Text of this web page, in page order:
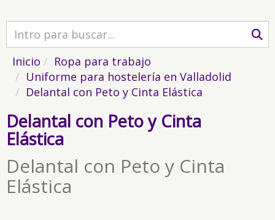
Inicio
Ropa para trabajo
Uniforme para hostelería en Valladolid
Delantal con Peto y Cinta Elástica
Delantal con Peto y Cinta
Elástica
Delantal con Peto y Cinta
Elástica